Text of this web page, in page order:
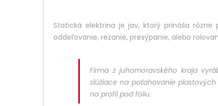
Statická elektrina je jav, ktorý prináša
oddeľovanie, rezanie, presýpanie, alebo
Firma z juhomoravského kraja
slúžiace na poťahovanie
na profil pod fóliu.